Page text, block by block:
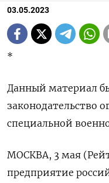
03.05.2023
*
Данный материал
законодательство
специальной
МОСКВА, 3 мая
предприятие